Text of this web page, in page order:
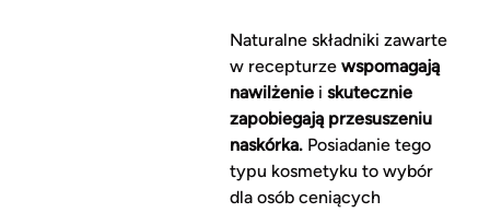
Naturalne składniki zawarte
w recepturze wspomagają
nawilżeniei skutecznie
zapobiegają przesuszeniu
naskórka.Posiadanie tego
typu kosmetyku to wybór
dla osób ceniących